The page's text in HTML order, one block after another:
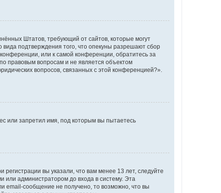
Штатов, требующий от сайтов, которые могут
подтверждения того, что опекуны разрешают сбор
или к самой конференции, обратитесь за
правовым вопросам и не является объектом
вопросов, связанных с этой конференцией?».
или запретил имя, под которым вы пытаетесь
вы указали, что вам менее 13 лет, следуйте
или администратором до входа в систему. Эта
email-сообщение не получено, то возможно, что вы